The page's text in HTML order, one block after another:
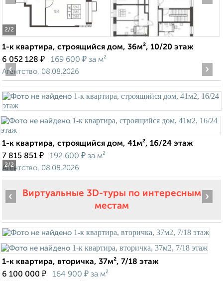
2/2
1-к квартира, строящийся дом, 36м², 10/20 этаж
6 052 128 ₽ 169 600 ₽ за м²
Агентство, 08.08.2026
2/2
‹ ›
1-к квартира, строящийся дом, 41м², 16/24 этаж
7 815 851 ₽ 192 600 ₽ за м²
Агентство, 08.08.2026
Виртуальные 3D-туры по интересным
местам
‹ ›
1-к квартира, вторичка, 37м², 7/18 этаж
6 100 000 ₽ 164 900 ₽ за м²